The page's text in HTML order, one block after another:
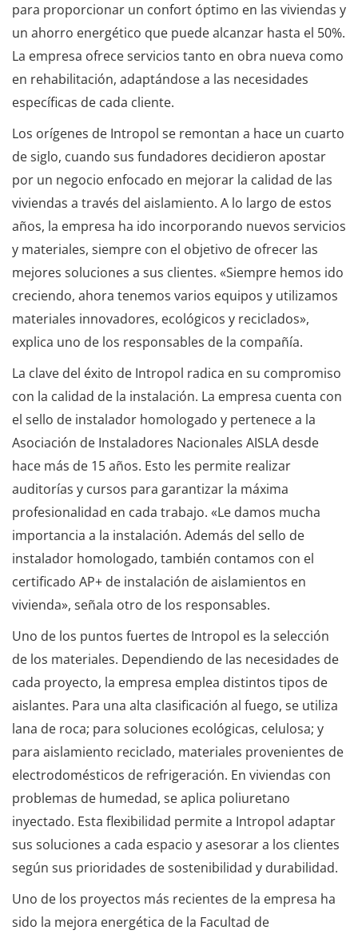
para proporcionar un confort óptimo en las viviendas y
un ahorro energético que puede alcanzar hasta el 50%.
La empresa ofrece servicios tanto en obra nueva como
en rehabilitación, adaptándose a las necesidades
específicas de cada cliente.
Los orígenes de Intropol se remontan a hace un cuarto
de siglo, cuando sus fundadores decidieron apostar
por un negocio enfocado en mejorar la calidad de las
viviendas a través del aislamiento. A lo largo de estos
años, la empresa ha ido incorporando nuevos servicios
y materiales, siempre con el objetivo de ofrecer las
mejores soluciones a sus clientes. «Siempre hemos ido
creciendo, ahora tenemos varios equipos y utilizamos
materiales innovadores, ecológicos y reciclados»,
explica uno de los responsables de la compañía.
La clave del éxito de Intropol radica en su compromiso
con la calidad de la instalación. La empresa cuenta con
el sello de instalador homologado y pertenece a la
Asociación de Instaladores Nacionales AISLA desde
hace más de 15 años. Esto les permite realizar
auditorías y cursos para garantizar la máxima
profesionalidad en cada trabajo. «Le damos mucha
importancia a la instalación. Además del sello de
instalador homologado, también contamos con el
certificado AP+ de instalación de aislamientos en
vivienda», señala otro de los responsables.
Uno de los puntos fuertes de Intropol es la selección
de los materiales. Dependiendo de las necesidades de
cada proyecto, la empresa emplea distintos tipos de
aislantes. Para una alta clasificación al fuego, se utiliza
lana de roca; para soluciones ecológicas, celulosa; y
para aislamiento reciclado, materiales provenientes de
electrodomésticos de refrigeración. En viviendas con
problemas de humedad, se aplica poliuretano
inyectado. Esta flexibilidad permite a Intropol adaptar
sus soluciones a cada espacio y asesorar a los clientes
según sus prioridades de sostenibilidad y durabilidad.
Uno de los proyectos más recientes de la empresa ha
sido la mejora energética de la Facultad de